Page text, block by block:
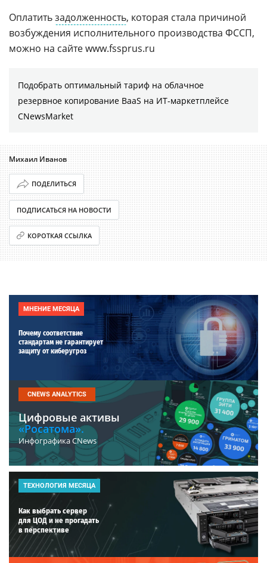
Оплатитьзадолженность, которая стала причиной
возбуждения исполнительного производства ФССП,
можно на сайте www.fssprus.ru
Подобрать оптимальный тариф на облачное
резервное копирование BaaS на ИТ-маркетплейсе
CNewsMarket
Михаил Иванов
ПОДЕЛИТЬСЯ
ПОДПИСАТЬСЯ НА НОВОСТИ
КОРОТКАЯ ССЫЛКА
МНЕНИЕ МЕСЯЦА
Почему соответствие
стандартам не гарантирует
защиту от киберугроз
CNEWS ANALYTICS
Цифровые активы
«Росатома».
Инфографика CNews
ТЕХНОЛОГИЯ МЕСЯЦА
Как выбрать сервер
для ЦОД и не прогадать
в перспективе